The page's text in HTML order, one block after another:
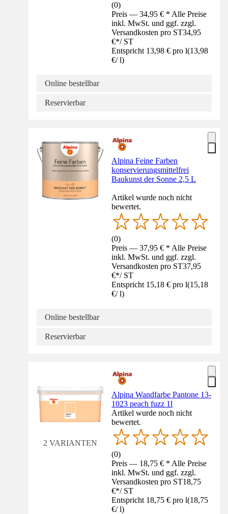
(0)
Preis — 34,95 € * Alle Preise
inkl. MwSt. und ggf. zzgl.
Versandkosten pro ST34,95
€*/ ST
Entspricht 13,98 € pro l(13,98
€/ l)
Online bestellbar
Reservierbar
Alpina Feine Farben
konservierungsmittelfrei
Baukunst der Sonne 2,5 L
Artikel wurde noch nicht
bewertet.
(0)
Preis — 37,95 € * Alle Preise
inkl. MwSt. und ggf. zzgl.
Versandkosten pro ST37,95
€*/ ST
Entspricht 15,18 € pro l(15,18
€/ l)
Online bestellbar
Reservierbar
2 VARIANTEN
Alpina Wandfarbe Pantone 13-
1023 peach fuzz 1l
Artikel wurde noch nicht
bewertet.
(0)
Preis — 18,75 € * Alle Preise
inkl. MwSt. und ggf. zzgl.
Versandkosten pro ST18,75
€*/ ST
Entspricht 18,75 € pro l(18,75
€/ l)